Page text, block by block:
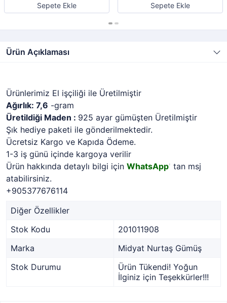
Sepete Ekle Sepete Ekle
Ürün Açıklaması
Ürünlerimiz El işçiliği ile Üretilmiştir
Ağırlık: 7,6 -gram
Üretildiği Maden : 925 ayar gümüşten Üretilmiştir
Şık hediye paketi ile gönderilmektedir.
Ücretsiz Kargo ve Kapıda Ödeme.
1-3 iş günü içinde kargoya verilir
Ürün hakkında detaylı bilgi için WhatsApp' tan msj
atabilirsiniz.
+905377676114
Diğer Özellikler
Stok Kodu
201011908
Marka
Midyat Nurtaş Gümüş
Stok Durumu
Ürün Tükendi! Yoğun
İlginiz için Teşekkürler!!!